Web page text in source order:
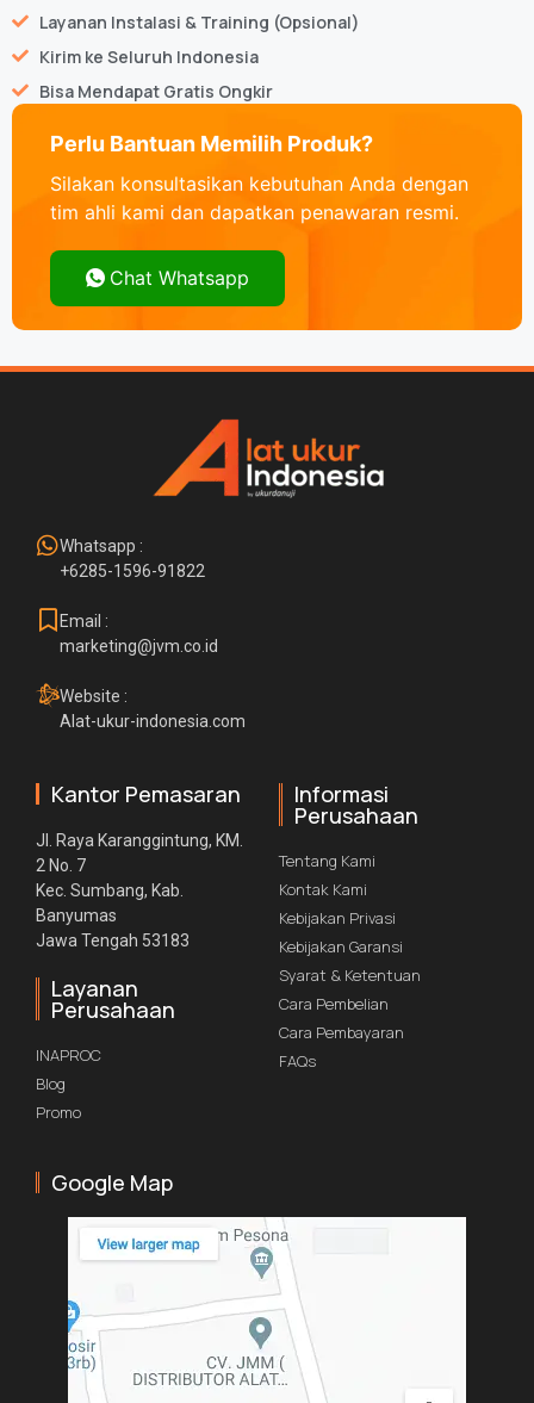
Layanan Instalasi & Training (Opsional)
Kirim ke Seluruh Indonesia
Bisa Mendapat Gratis Ongkir
Perlu Bantuan Memilih Produk?
Silakan konsultasikan kebutuhan Anda dengan
tim ahli kami dan dapatkan penawaran resmi.
Chat Whatsapp
Whatsapp :
+6285-1596-91822
Email :
marketing@jvm.co.id
Website :
Alat-ukur-indonesia.com
Kantor Pemasaran
Jl. Raya Karanggintung, KM.
2 No. 7
Kec. Sumbang, Kab.
Banyumas
Jawa Tengah 53183
Layanan
Perusahaan
INAPROC
Blog
Promo
Informasi
Perusahaan
Tentang Kami
Kontak Kami
Kebijakan Privasi
Kebijakan Garansi
Syarat & Ketentuan
Cara Pembelian
Cara Pembayaran
FAQs
Google Map